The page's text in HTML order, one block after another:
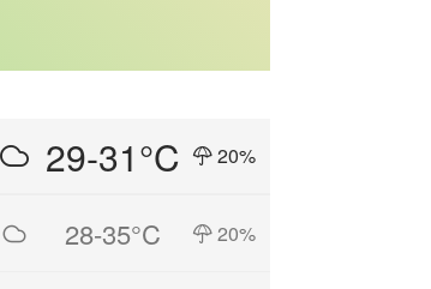
29-31°C 20%
28-35°C 20%